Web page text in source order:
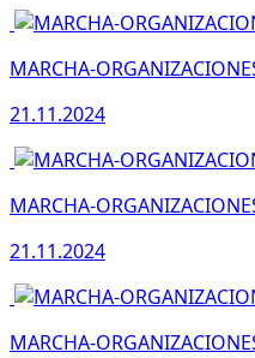
MARCHA-
21.11.2024
MARCHA-
21.11.2024
MARCHA-